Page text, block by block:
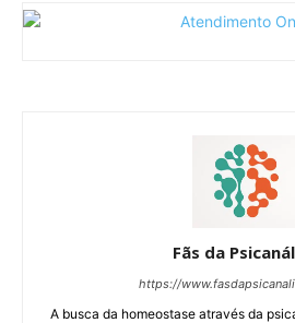
Fãs da
https://
A busca da homeostase através da